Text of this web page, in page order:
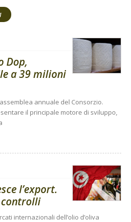
Dop,
a 39 milioni
annuale del Consorzio.
il principale motore di sviluppo,
l’export.
controlli
internazionali dell’olio d’oliva